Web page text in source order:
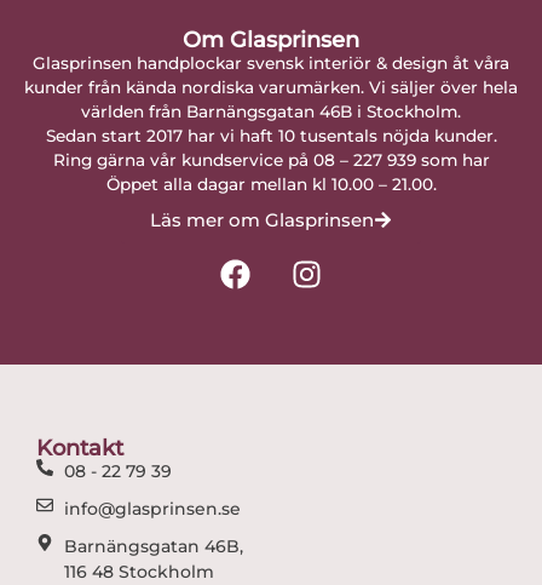
Om Glasprinsen
Glasprinsen handplockar svensk interiör & design åt våra
kunder från kända nordiska varumärken. Vi säljer över hela
världen från Barnängsgatan 46B i Stockholm.
Sedan start 2017 har vi haft 10 tusentals nöjda kunder.
Ring gärna vår kundservice på 08 – 227 939 som har
Öppet alla dagar mellan kl 10.00 – 21.00.
Läs mer om Glasprinsen
F
a
I
n
Kontakt
08 - 22 79 39
info@glasprinsen.se
Barnängsgatan 46B,
116 48 Stockholm